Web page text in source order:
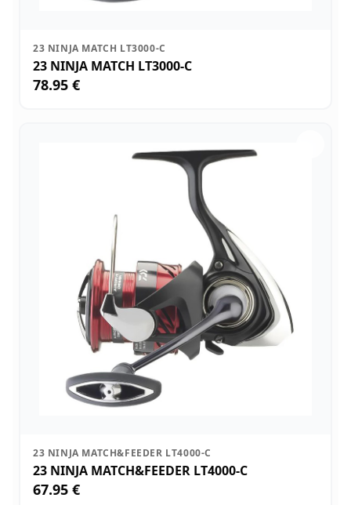
23 NINJA MATCH LT3000-C
23 NINJA MATCH LT3000-C
78.95 €
23 NINJA MATCH&FEEDER LT4000-C
23 NINJA MATCH&FEEDER LT4000-C
67.95 €